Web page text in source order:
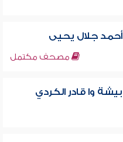
أحمد جلال يحيى
مصحف مكتمل
بيشة وا قادر الكردي